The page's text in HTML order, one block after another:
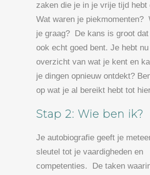
zaken die je in je vrije tijd hebt
Wat waren je piekmomenten?
je graag? De kans is groot
ook echt goed bent. Je hebt
overzicht van wat je kent en
je dingen opnieuw ontdekt?
op wat je al bereikt hebt tot
Stap 2: Wie ben ik?
Je autobiografie geeft je
sleutel tot je vaardigheden en
competenties. De taken